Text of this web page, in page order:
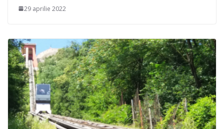
29 aprilie 2022